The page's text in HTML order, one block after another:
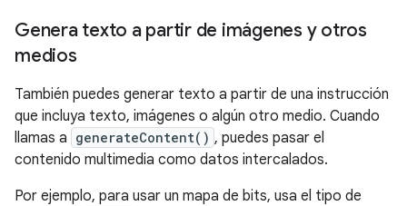
Genera texto a partir de imágenes y otros
medios
También puedes generar texto a partir de una instrucción
que incluya texto, imágenes o algún otro medio. Cuando
llamas a generateContent() , puedes pasar el
contenido multimedia como datos intercalados.
Por ejemplo, para usar un mapa de bits, usa el tipo de